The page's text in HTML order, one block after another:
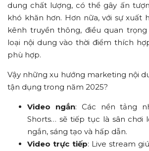
dung chất lượng, có thể gây ấn
khó khăn hơn. Hơn nữa, với sự xuất
kênh truyền thông, điều quan
loại nội dung vào thời điểm thích
phù hợp.
Vậy những xu hướng marketing nội
tận dụng trong năm 2025?
Video ngắn: Các nền tảng
Shorts… sẽ tiếp tục là sân chơi
ngắn, sáng tạo và hấp dẫn.
Video trực tiếp: Live stream